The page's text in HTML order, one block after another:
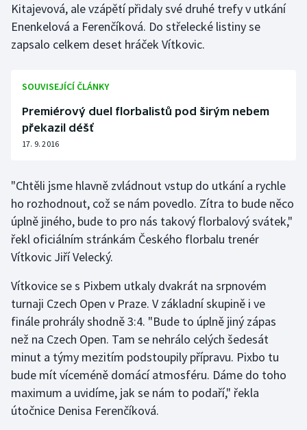
Lezení
Lyže a snowboard
Motorsport
Olympijské hry
Plavání
Plážový volejbal
Rychlobruslení
Rychlostní kanoistika
Short track
Sportovní střelba
Kitajevová, ale vzápětí přidaly své druhé trefy v utkání
Enenkelová a Ferenčíková. Do střelecké listiny se
zapsalo celkem deset hráček Vítkovic.
SOUVISEJÍCÍ ČLÁNKY
Premiérový duel florbalistů pod širým nebem
překazil déšť
17. 9. 2016
"Chtěli jsme hlavně zvládnout vstup do utkání a rychle
ho rozhodnout, což se nám povedlo. Zítra to bude něco
úplně jiného, bude to pro nás takový florbalový svátek,"
řekl oficiálním stránkám Českého florbalu trenér
Vítkovic Jiří Velecký.
Vítkovice se s Pixbem utkaly dvakrát na srpnovém
turnaji Czech Open v Praze. V základní skupině i ve
finále prohrály shodně 3:4. "Bude to úplně jiný zápas
než na Czech Open. Tam se nehrálo celých šedesát
minut a týmy mezitím podstoupily přípravu. Pixbo tu
bude mít víceméně domácí atmosféru. Dáme do toho
maximum a uvidíme, jak se nám to podaří," řekla
útočnice Denisa Ferenčíková.